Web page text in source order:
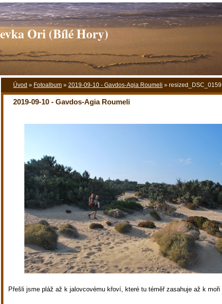
Ori (Bílé Hory)
Úvod » Fotoalbum » 2019-09-10 - Gavdos-Agia Roumeli » resized_DSC_0159
2019-09-10 - Gavdos-Agia Roumeli
Přešli jsme pláž až k jalovcovému křoví, které tu téměř zasahuje až k moři